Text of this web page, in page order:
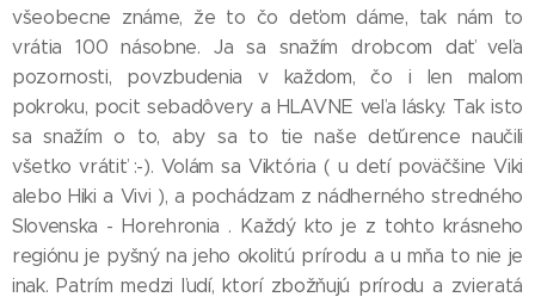
všeobecne známe, že to čo deťom dáme, tak nám to
vrátia 100 násobne. Ja sa snažím drobcom dať veľa
pozornosti, povzbudenia v každom, čo i len malom
pokroku, pocit sebadôvery a HLAVNE veľa lásky. Tak isto
sa snažím o to, aby sa to tie naše deťúrence naučili
všetko vrátiť :-). Volám sa Viktória ( u detí poväčšine Viki
alebo Hiki a Vivi ), a pochádzam z nádherného stredného
Slovenska - Horehronia . Každý kto je z tohto krásneho
regiónu je pyšný na jeho okolitú prírodu a u mňa to nie je
inak. Patrím medzi ľudí, ktorí zbožňujú prírodu a zvieratá